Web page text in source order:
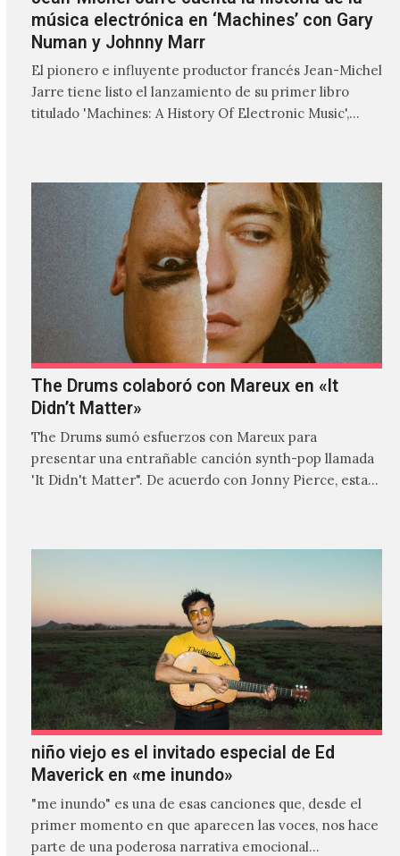
música electrónica en ‘Machines’ con Gary
Numan y Johnny Marr
El pionero e influyente productor francés Jean-Michel
Jarre tiene listo el lanzamiento de su primer libro
titulado 'Machines: A History Of Electronic Music',
The Drums colaboró con Mareux en «It
Didn’t Matter»
The Drums sumó esfuerzos con Mareux para
presentar una entrañable canción synth-pop llamada
'It Didn't Matter". De acuerdo con Jonny Pierce, esta
niño viejo es el invitado especial de Ed
Maverick en «me inundo»
"me inundo" es una de esas canciones que, desde el
primer momento en que aparecen las voces, nos hace
parte de una poderosa narrativa emocional…